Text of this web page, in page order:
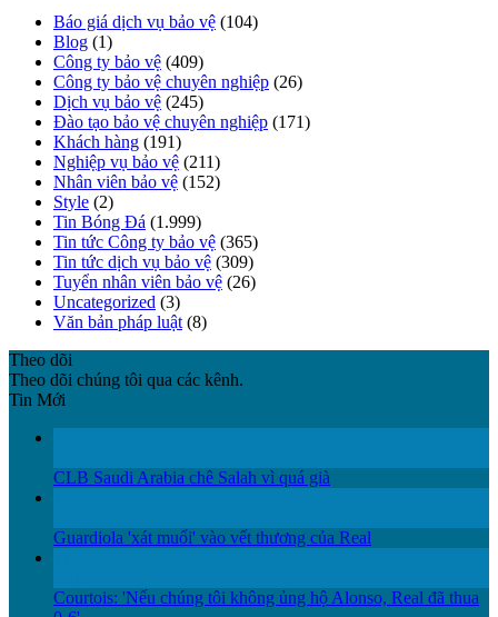
Báo giá dịch vụ bảo vệ (104)
Blog (1)
Công ty bảo vệ (409)
Công ty bảo vệ chuyên nghiệp (26)
Dịch vụ bảo vệ (245)
Đào tạo bảo vệ chuyên nghiệp (171)
Khách hàng (191)
Nghiệp vụ bảo vệ (211)
Nhân viên bảo vệ (152)
Style (2)
Tin Bóng Đá (1.999)
Tin tức Công ty bảo vệ (365)
Tin tức dịch vụ bảo vệ (309)
Tuyển nhân viên bảo vệ (26)
Uncategorized (3)
Văn bản pháp luật (8)
Theo dõi
Theo dõi chúng tôi qua các kênh.
Tin Mới
CLB Saudi Arabia chê Salah vì quá già
Guardiola 'xát muối' vào vết thương của Real
Courtois: 'Nếu chúng tôi không ủng hộ Alonso, Real đã thua